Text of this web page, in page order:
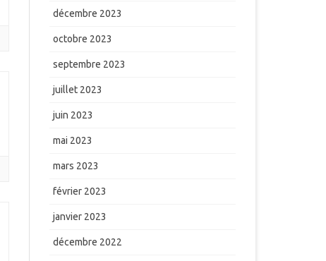
décembre 2023
octobre 2023
septembre 2023
juillet 2023
juin 2023
mai 2023
mars 2023
février 2023
janvier 2023
décembre 2022